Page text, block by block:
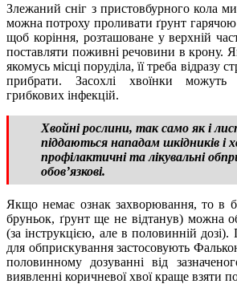
Злежаний сніг з пристовбурного кола
можна потроху проливати ґрунт
щоб коріння, розташоване у верхній
поставляти поживні речовини в крону.
якомусь місці поруділа, її треба відразу
прибрати. Засохлі хвоїнки можуть
грибкових інфекцій.
Хвойні рослини, так само як і
піддаються нападам шкідників і
профілактичні та лікувальні
обов’язкові.
Якщо немає ознак захворювання, то в
бруньок, ґрунт ще не відтанув) можна
(за інструкцією, але в половинній дозі).
для обприскування застосовують
половинному дозуванні від
виявленні коричневої хвої краще взяти